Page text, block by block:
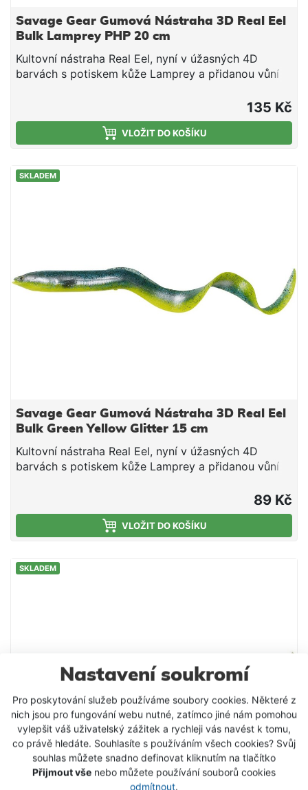
Nastavení soukromí
Pro poskytování služeb používáme soubory cookies. Některé z
nich jsou pro fungování webu nutné, zatímco jiné nám pomohou
vylepšit váš uživatelský zážitek a rychleji vás navést k tomu,
co právě hledáte. Souhlasíte s používáním všech cookies? Svůj
souhlas můžete snadno definovat kliknutím na tlačítko
Přijmout vše nebo můžete používání souborů cookies
odmítnout.
Savage Gear Gumová Nástraha 3D Real Eel
Bulk Lamprey PHP 20 cm
Kultovní nástraha Real Eel, nyní v úžasných 4D
barvách s potiskem kůže Lamprey a přidanou vůní
skutečná kořist a dokáže vyprovokovat k útoku i
velmi opatrné dravce. Testování v terénu přineslo
fenomenální výsledky, tahle nástraha vás prostě
ohromí! Perfektní na velké štiky a další dravce
a trolling
135 Kč
VLOŽIT DO KOŠÍKU
SKLADEM
Savage Gear Gumová Nástraha 3D Real Eel
Bulk Green Yellow Glitter 15 cm
Kultovní nástraha Real Eel, nyní v úžasných 4D
barvách s potiskem kůže Lamprey a přidanou vůní
skutečná kořist a dokáže vyprovokovat k útoku i
velmi opatrné dravce. Testování v terénu přineslo
fenomenální výsledky, tahle nástraha vás prostě
ohromí! Perfektní na velké štiky a další dravce
a trolling
89 Kč
VLOŽIT DO KOŠÍKU
SKLADEM